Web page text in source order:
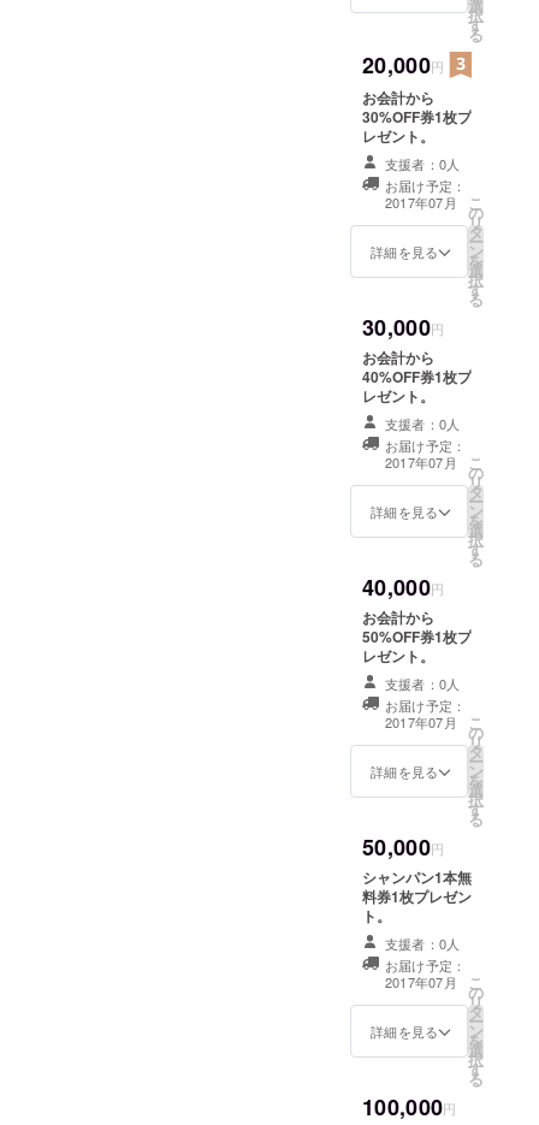
選
択
す
る
20,000円
お会計から
30%OFF券1枚プ
レゼント。
支援者：0人
お届け予定：
2017年07月
詳細を見る
こ
の
リ
タ
ー
ン
を
選
択
す
る
30,000円
お会計から
40%OFF券1枚プ
レゼント。
支援者：0人
お届け予定：
2017年07月
詳細を見る
こ
の
リ
タ
ー
ン
を
選
択
す
る
40,000円
お会計から
50%OFF券1枚プ
レゼント。
支援者：0人
お届け予定：
2017年07月
詳細を見る
こ
の
リ
タ
ー
ン
を
選
択
す
る
50,000円
シャンパン1本無
料券1枚プレゼン
ト。
支援者：0人
お届け予定：
2017年07月
詳細を見る
こ
の
リ
タ
ー
ン
を
選
択
す
る
100,000円